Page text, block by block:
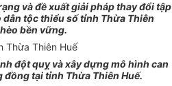
và đề xuất giải pháp thay đổi tập
dân tộc thiểu số tỉnh Thừa Thiên
bền vững.
Thừa Thiên Huế
đột quỵ và xây dựng mô hình can
tại tỉnh Thừa Thiên Huế.